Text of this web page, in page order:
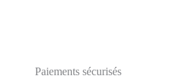
Paiements sécurisés